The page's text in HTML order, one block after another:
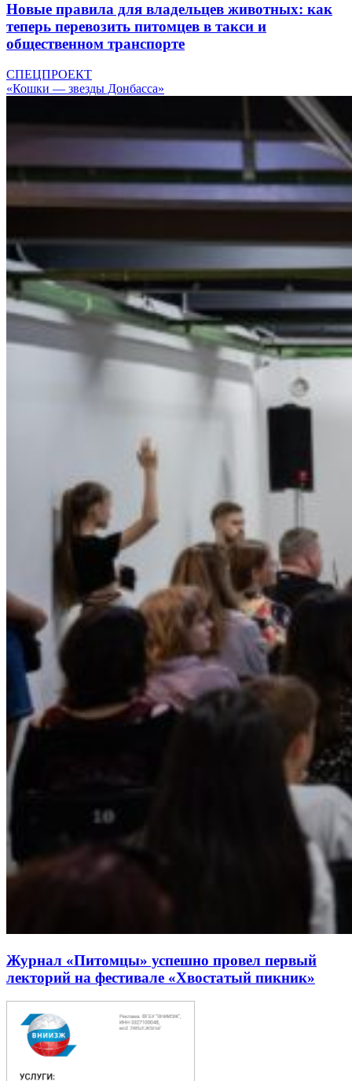
Новые правила для владельцев животных: как
теперь перевозить питомцев в такси и
общественном транспорте
СПЕЦПРОЕКТ
«Кошки — звезды Донбасса»
Журнал «Питомцы» успешно провел первый
лекторий на фестивале «Хвостатый пикник»